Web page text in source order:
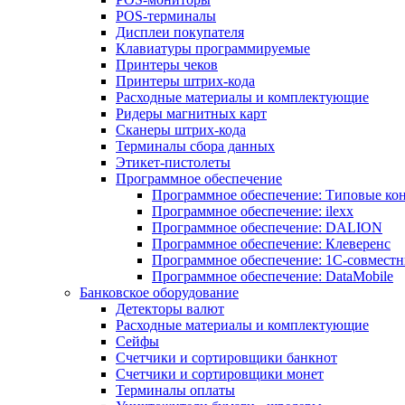
POS-терминалы
Дисплеи покупателя
Клавиатуры программируемые
Принтеры чеков
Принтеры штрих-кода
Расходные материалы и комплектующие
Ридеры магнитных карт
Сканеры штрих-кода
Терминалы сбора данных
Этикет-пистолеты
Программное обеспечение
Программное обеспечение: Типовые
Программное обеспечение: ilexx
Программное обеспечение: DALION
Программное обеспечение: Клеверенс
Программное обеспечение: 1С-
Программное обеспечение: DataMobile
Банковское оборудование
Детекторы валют
Расходные материалы и комплектующие
Сейфы
Счетчики и сортировщики банкнот
Счетчики и сортировщики монет
Терминалы оплаты